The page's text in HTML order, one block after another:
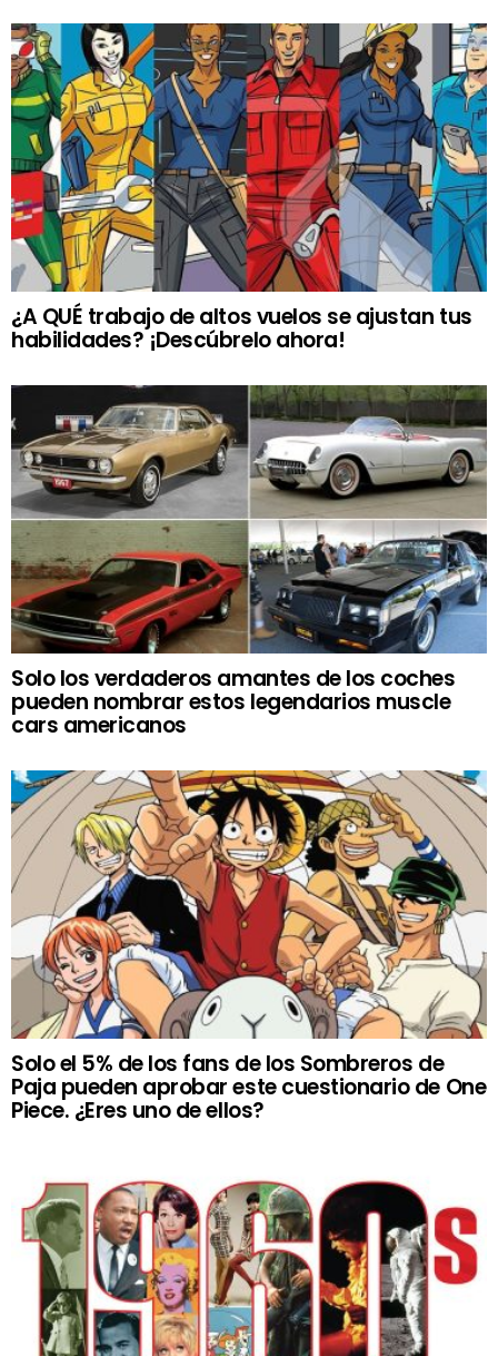
¿A QUÉ trabajo de altos vuelos se ajustan tus
habilidades? ¡Descúbrelo ahora!
Solo los verdaderos amantes de los coches
pueden nombrar estos legendarios muscle
cars americanos
Solo el 5% de los fans de los Sombreros de
Paja pueden aprobar este cuestionario de One
Piece. ¿Eres uno de ellos?